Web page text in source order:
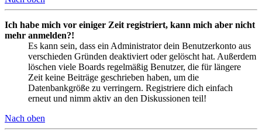
Ich habe mich vor einiger Zeit registriert, kann mich aber nicht
mehr anmelden?!
Es kann sein, dass ein Administrator dein Benutzerkonto aus
verschieden Gründen deaktiviert oder gelöscht hat. Außerdem
löschen viele Boards regelmäßig Benutzer, die für längere
Zeit keine Beiträge geschrieben haben, um die
Datenbankgröße zu verringern. Registriere dich einfach
erneut und nimm aktiv an den Diskussionen teil!
Nach oben